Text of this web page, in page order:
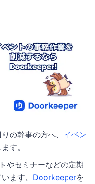
の幹事の方へ、 イベン
す。
やセミナーなどの定期
ます。 Doorkeeperを